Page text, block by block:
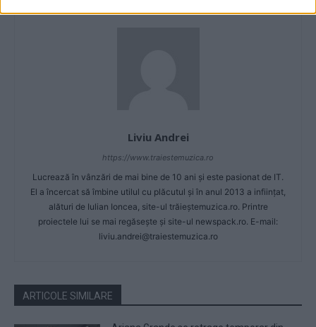
Liviu Andrei
https://www.traiestemuzica.ro
Lucrează în vânzări de mai bine de 10 ani și este pasionat de IT.
El a încercat să îmbine utilul cu plăcutul și în anul 2013 a inființat,
alături de Iulian Ioncea, site-ul trăieștemuzica.ro. Printre
proiectele lui se mai regăsește și site-ul newspack.ro. E-mail:
liviu.andrei@traiestemuzica.ro
ARTICOLE SIMILARE